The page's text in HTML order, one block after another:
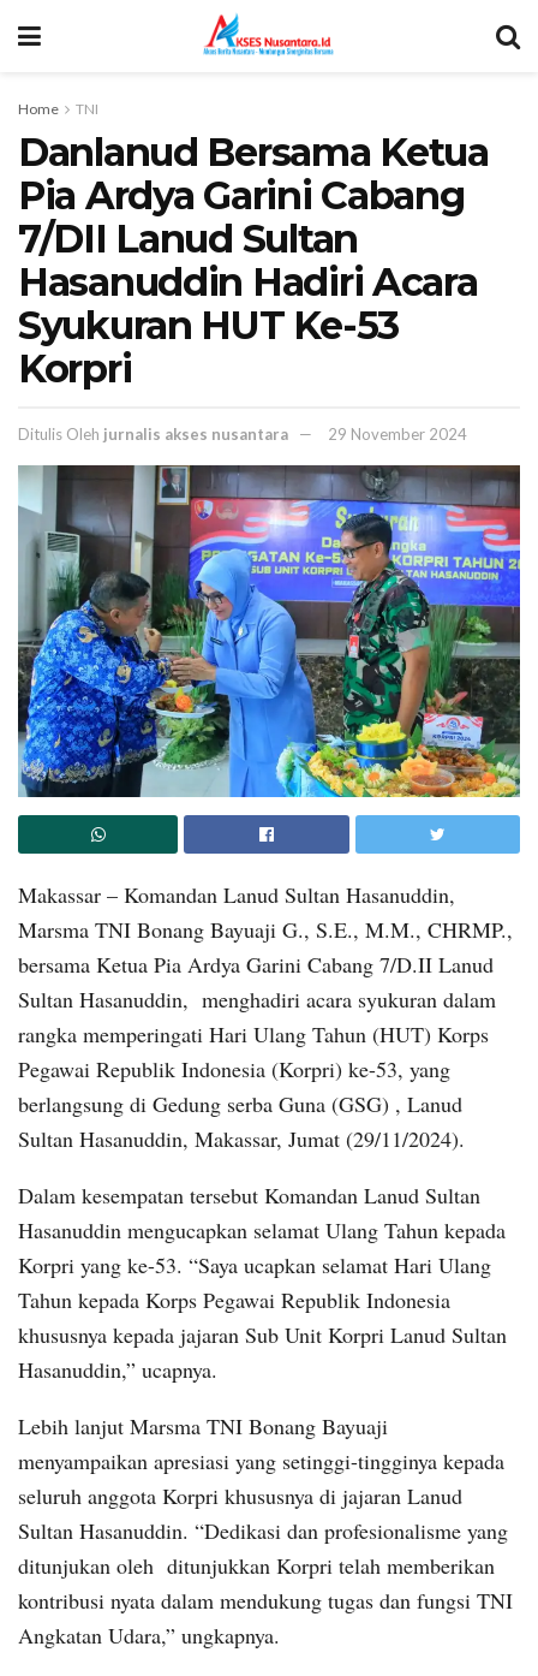
Home TNI
Danlanud Bersama Ketua
Pia Ardya Garini Cabang
7/DII Lanud Sultan
Hasanuddin Hadiri Acara
Syukuran HUT Ke-53
Korpri
Ditulis Oleh jurnalis akses nusantara 29 November 2024
Makassar – Komandan Lanud Sultan Hasanuddin,
Marsma TNI Bonang Bayuaji G., S.E., M.M., CHRMP.,
bersama Ketua Pia Ardya Garini Cabang 7/D.II Lanud
Sultan Hasanuddin, menghadiri acara syukuran dalam
rangka memperingati Hari Ulang Tahun (HUT) Korps
Pegawai Republik Indonesia (Korpri) ke-53, yang
berlangsung di Gedung serba Guna (GSG) , Lanud
Sultan Hasanuddin, Makassar, Jumat (29/11/2024).
Dalam kesempatan tersebut Komandan Lanud Sultan
Hasanuddin mengucapkan selamat Ulang Tahun kepada
Korpri yang ke-53. “Saya ucapkan selamat Hari Ulang
Tahun kepada Korps Pegawai Republik Indonesia
khususnya kepada jajaran Sub Unit Korpri Lanud Sultan
Hasanuddin,” ucapnya.
Lebih lanjut Marsma TNI Bonang Bayuaji
menyampaikan apresiasi yang setinggi-tingginya kepada
seluruh anggota Korpri khususnya di jajaran Lanud
Sultan Hasanuddin. “Dedikasi dan profesionalisme yang
ditunjukan oleh ditunjukkan Korpri telah memberikan
kontribusi nyata dalam mendukung tugas dan fungsi TNI
Angkatan Udara,” ungkapnya.